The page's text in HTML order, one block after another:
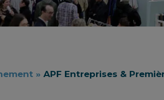
» APF Entreprises &